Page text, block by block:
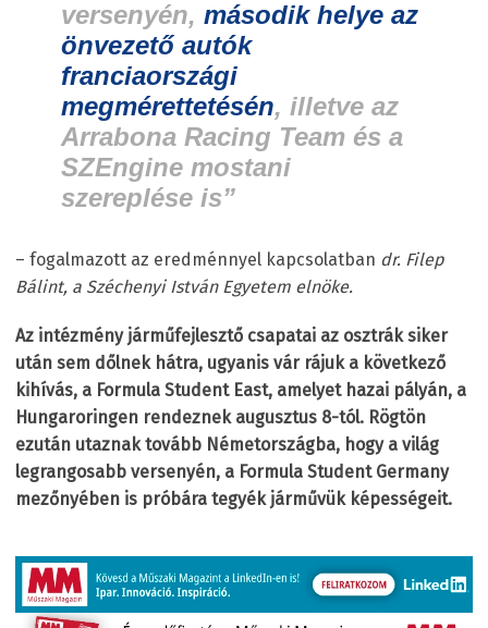
versenyén, második helye az
önvezető autók
franciaországi
megmérettetésén, illetve az
Arrabona Racing Team és a
SZEngine mostani
szereplése is”
– fogalmazott az eredménnyel kapcsolatban dr. Filep
Bálint, a Széchenyi István Egyetem elnöke.
Az intézmény járműfejlesztő csapatai az osztrák siker
után sem dőlnek hátra, ugyanis vár rájuk a következő
kihívás, a Formula Student East, amelyet hazai pályán, a
Hungaroringen rendeznek augusztus 8-tól. Rögtön
ezután utaznak tovább Németországba, hogy a világ
legrangosabb versenyén, a Formula Student Germany
mezőnyében is próbára tegyék járművük képességeit.